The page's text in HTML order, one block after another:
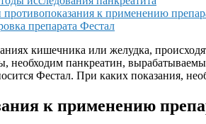
противопоказания к применению
препарата Фестал
кишечника или желудка,
необходим панкреатин,
Фестал. При каких показания,
к применению